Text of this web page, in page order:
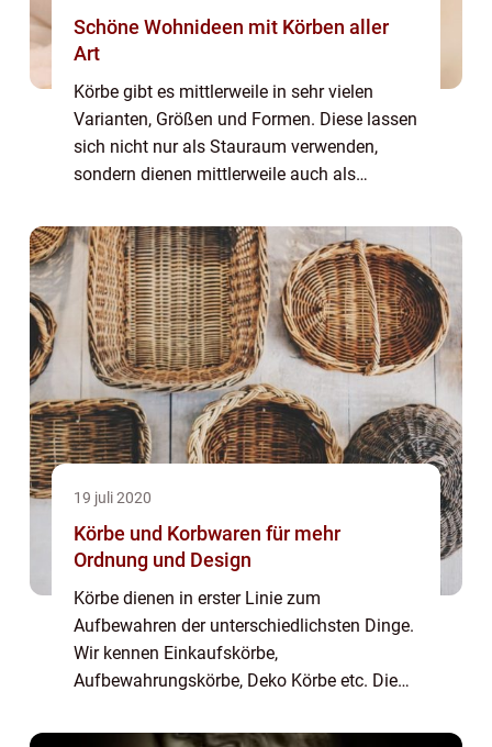
Schöne Wohnideen mit Körben aller
Art
Körbe gibt es mittlerweile in sehr vielen
Varianten, Größen und Formen. Diese lassen
sich nicht nur als Stauraum verwenden,
sondern dienen mittlerweile auch als
Art. Körbe dienen daher als perfekte
Aufbewah...
19 juli 2020
Körbe und Korbwaren für mehr
Ordnung und Design
Körbe dienen in erster Linie zum
Aufbewahren der unterschiedlichsten Dinge.
Wir kennen Einkaufskörbe,
Aufbewahrungskörbe, Deko Körbe etc. Die
alltäglichen Lebens lassen sich stilvoll...